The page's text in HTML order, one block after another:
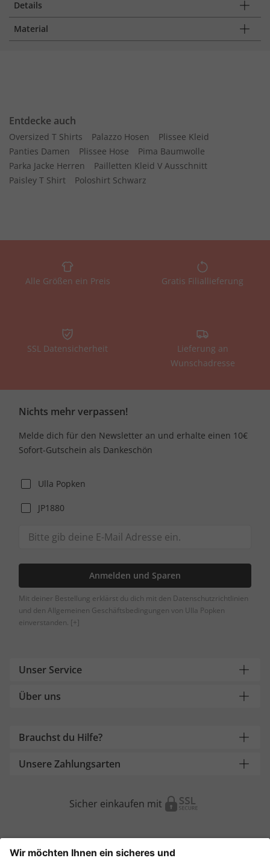
Details
Material
Entdecke auch
Oversized T Shirts Palazzo Hosen
Plissee Kleid
Panties Damen
Plissee Hose
Pima Baumwolle
Parka Jacke Herren
Pailletten Kleid V Ausschnitt
Paisley T Shirt
Poloshirt Schwarz
Alle Größen ein Preis Gratis Filiallieferung
SSL Datensicherheit
Lieferung an
Wunschadresse
Nichts mehr verpassen!
Melde dich für den Newsletter an und erhalte einen 10€
Sofort-Gutschein als Dankeschön
Ulla Popken
JP1880
Anmelden und Sparen
Mit deiner Bestellung erklärst du dich mit den Datenschutzrichtlinien
und den Allgemeinen Geschäftsbedingungen von Ulla Popken
einverstanden. [+]
Unser Service
Über uns
Brauchst du Hilfe?
Unsere Zahlungsarten
Sicher einkaufen mit
Weitere Onlineshops